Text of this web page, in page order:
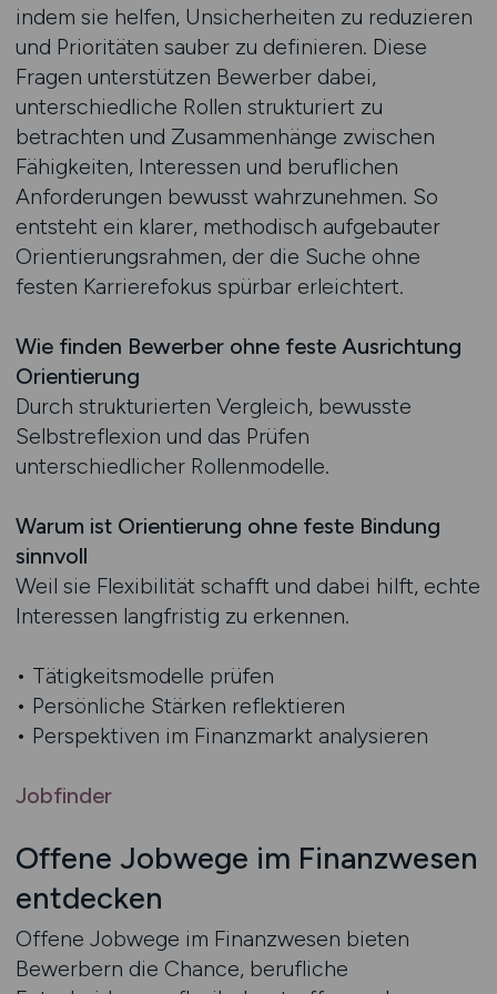
indem sie helfen, Unsicherheiten zu reduzieren
und Prioritäten sauber zu definieren. Diese
Fragen unterstützen Bewerber dabei,
unterschiedliche Rollen strukturiert zu
betrachten und Zusammenhänge zwischen
Fähigkeiten, Interessen und beruflichen
Anforderungen bewusst wahrzunehmen. So
entsteht ein klarer, methodisch aufgebauter
Orientierungsrahmen, der die Suche ohne
festen Karrierefokus spürbar erleichtert.
Wie finden Bewerber ohne feste Ausrichtung
Orientierung
Durch strukturierten Vergleich, bewusste
Selbstreflexion und das Prüfen
unterschiedlicher Rollenmodelle.
Warum ist Orientierung ohne feste Bindung
sinnvoll
Weil sie Flexibilität schafft und dabei hilft, echte
Interessen langfristig zu erkennen.
• Tätigkeitsmodelle prüfen
• Persönliche Stärken reflektieren
• Perspektiven im Finanzmarkt analysieren
Jobfinder
Offene Jobwege im Finanzwesen
entdecken
Offene Jobwege im Finanzwesen bieten
Bewerbern die Chance, berufliche